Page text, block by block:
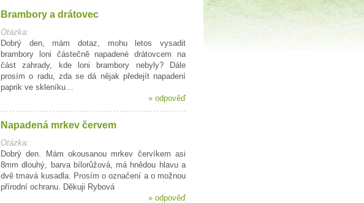
Brambory a drátovec
Otázka:
Dobrý den, mám dotaz, mohu letos vysadit
brambory loni částečně napadené drátovcem na
část zahrady, kde loni brambory nebyly? Dále
prosím o radu, zda se dá nějak předejít napadení
paprik ve skleníku…
» odpověď
Napadená mrkev červem
Otázka:
Dobrý den. Mám okousanou mrkev červíkem asi
8mm dlouhý, barva bílorůžová, má hnědou hlavu a
dvě tmavá kusadla. Prosím o označení a o možnou
přírodní ochranu. Děkuji Rybová
» odpověď